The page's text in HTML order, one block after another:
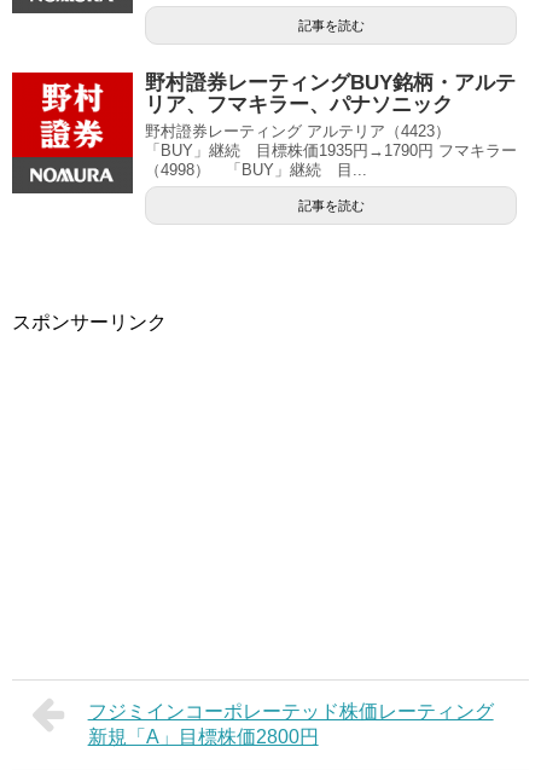
記事を読む
野村證券レーティングBUY銘柄・アルテ
リア、フマキラー、パナソニック
野村證券レーティング アルテリア（4423）
「BUY」継続 目標株価1935円→1790円 フマキラー
（4998） 「BUY」継続 目...
記事を読む
スポンサーリンク
フジミインコーポレーテッド株価レーティング
新規「A」目標株価2800円